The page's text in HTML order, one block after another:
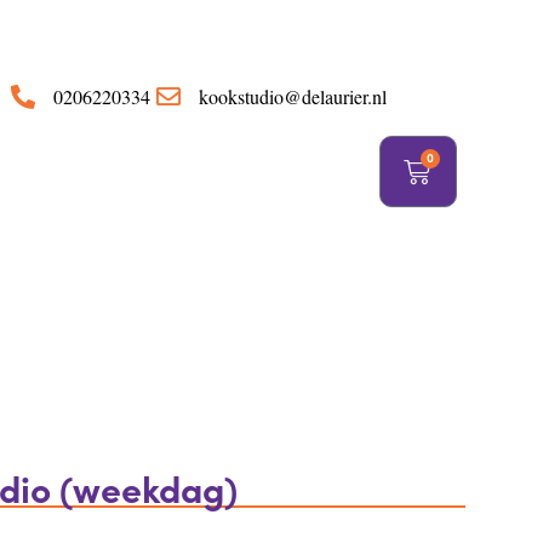
0206220334 kookstudio@delaurier.nl
0
(weekdag)